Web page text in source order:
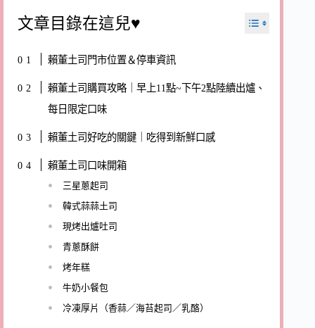
文章目錄在這兒♥
賴董土司門市位置＆停車資訊
賴董土司購買攻略｜早上11點~下午2點陸續出爐、
每日限定口味
賴董土司好吃的關鍵｜吃得到新鮮口感
賴董土司口味開箱
三星蔥起司
韓式蒜蒜土司
現烤出爐吐司
青蔥酥餅
烤年糕
牛奶小餐包
冷凍厚片（香蒜／海苔起司／乳酪）